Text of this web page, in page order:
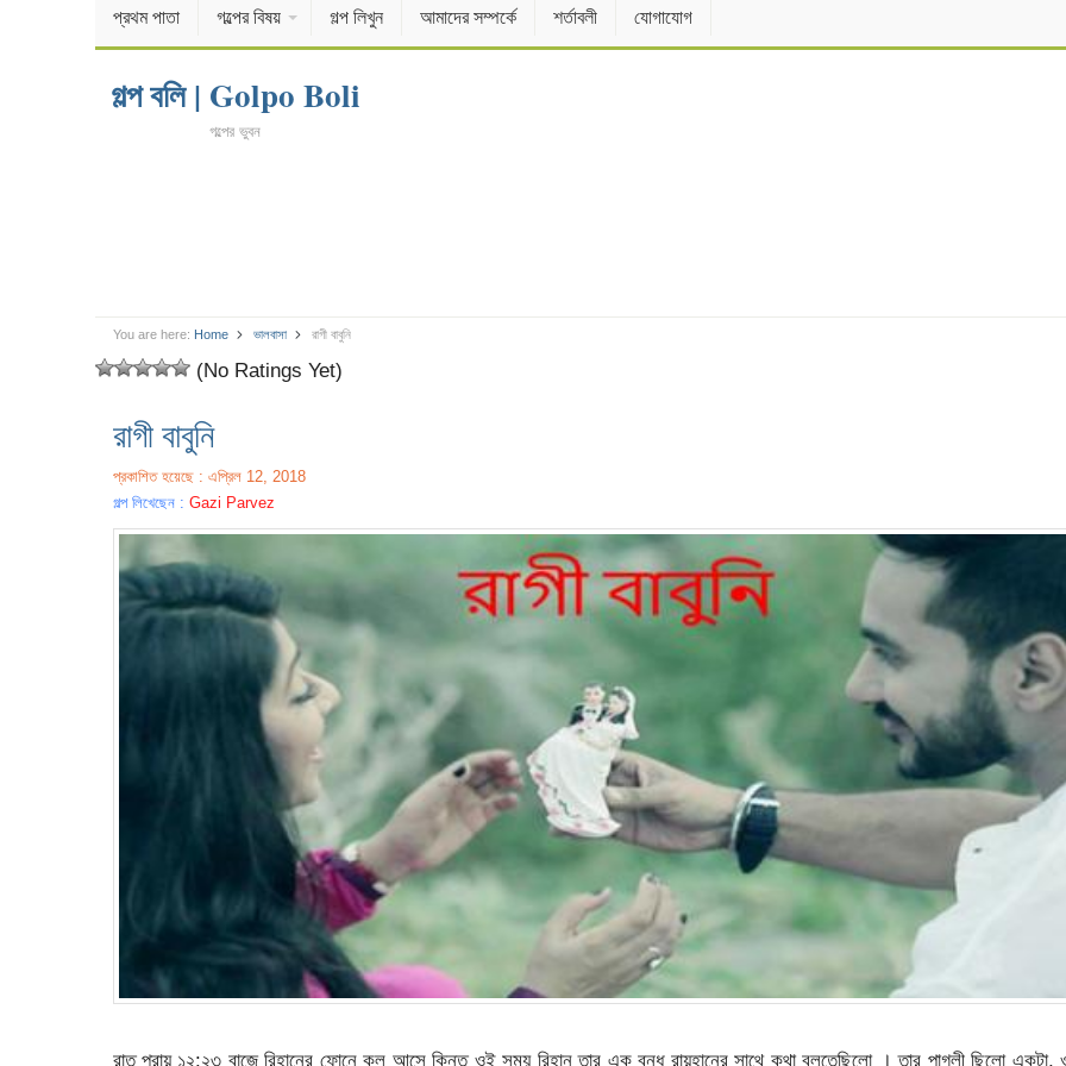
প্রথম পাতা গল্পের বিষয় গল্প লিখুন আমাদের সম্পর্কে শর্তাবলী যোগাযোগ
গল্প বলি | Golpo Boli
গল্পের ভুবন
You are here: Home ভালবাসা রাগী বাবুনি
(No Ratings Yet)
রাগী বাবুনি
প্রকাশিত হয়েছে : এপ্রিল 12, 2018
গল্প লিখেছেন : Gazi Parvez
রাত প্রায় ১২:২৩ বাজে রিহানের ফোনে কল আসে কিন্তু ওই সময় রিহান তার এক বন্ধু রায়হানের সাথে কথা বলতেছিলো । তার পাগলী ছিলো একটা,